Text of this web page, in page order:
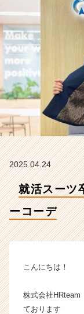
2025.04.24
就活スーツ
ーコーデ
こんにちは！
株式会社
ております